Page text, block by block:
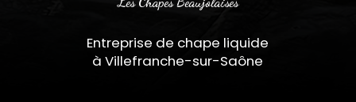
Entreprise de chape liquide
à Villefranche-sur-Saône